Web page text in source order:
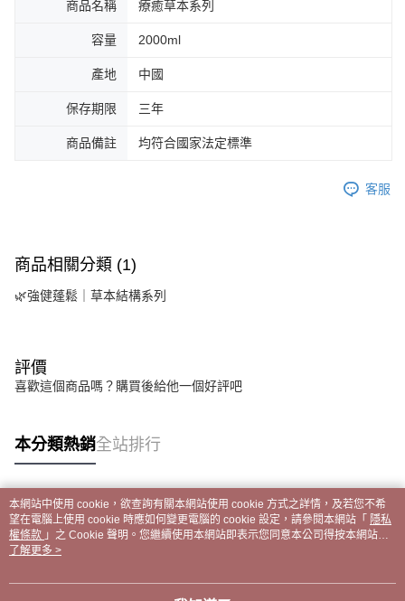
商品名稱 療癒草本系列
容量 2000ml
產地 中國
保存期限 三年
商品備註 均符合國家法定標準
客服
商品相關分類 (1)
🌿強健蓬鬆｜草本結構系列
評價
喜歡這個商品嗎？購買後給他一個好評吧
本分類熱銷全站排行
熱門標籤
本網站中使用 cookie，欲查詢有關本網站使用 cookie 方式之詳情，及若您不希
望在電腦上使用 cookie 時應如何變更電腦的 cookie 設定，請參閱本網站「 隱私
權條款 」之 Cookie 聲明。您繼續使用本網站即表示您同意本公司得按本網站使
用條款之 Cookie 聲明使用 cookie。
了解更多 >